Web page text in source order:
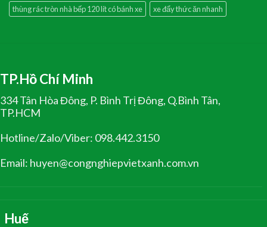
thùng rác tròn nhà bếp 120 lít có bánh xe
xe đẩy thức ăn nhanh
TP.Hồ Chí Minh
334 Tân Hòa Đông, P. Bình Trị Đông, Q.Bình Tân,
TP.HCM
Hotline/Zalo/Viber: 098.442.3150
Email: huyen@congnghiepvietxanh.com.vn
Huế